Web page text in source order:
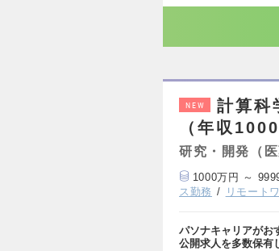
NEW
計算科
（年収
研究・開発（医
1000万円 ～
ス勤務
リモート
パソナキャリアがお
公開求人を多数保有